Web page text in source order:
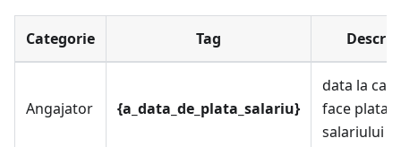
Categorie Tag
Angajator {a_data_de_plata_salariu}
data la
face plata
salariului